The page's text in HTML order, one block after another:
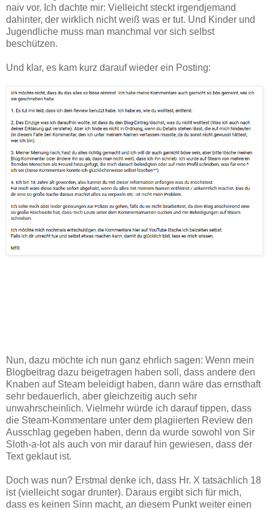
naiv vor. Ich dachte mir: Vielleicht steckt irgendjemand
dahinter, der wirklich nicht weiß was er tut. Und Kinder und
Jugendliche muss man manchmal vor sich selbst
beschützen.
Und klar, es kam kurz darauf wieder ein Posting:
Nun, dazu möchte ich nun ganz ehrlich sagen: Wenn mein
Blogbeitrag dazu beigetragen haben soll, dass andere den
Knaben auf Steam beleidigt haben, dann wäre das ernsthaft
sehr bedauerlich, aber gleichzeitig auch sehr
unwahrscheinlich. Vielmehr würde ich darauf tippen, dass
die Steam-Kommentare unter dem plagiierten Review den
Ausschlag gegeben haben, denn da wurde sowohl von Sir
Sloth-a-lot als auch von mir darauf hin gewiesen, dass der
Text geklaut ist.
Doch was nun? Erstmal denke ich, dass Hr. X tatsächlich 18
ist (vielleicht sogar drunter). Daraus ergibt sich für mich,
dass es keinen Sinn macht, an diesem Punkt weiter einen